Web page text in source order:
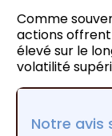
Comme
actions
élevé sur le
volatilité
Notre avis